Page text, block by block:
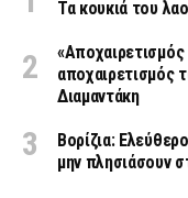
Τα κουκιά του
αποχαιρετισμός
Διαμαντάκη
Βορίζια:
μην πλησιάσουν